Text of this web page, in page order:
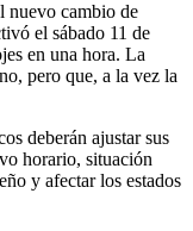
nuevo cambio de
el sábado 11 de
en una hora. La
pero que, a la vez la
deberán ajustar sus
horario, situación
y afectar los estados